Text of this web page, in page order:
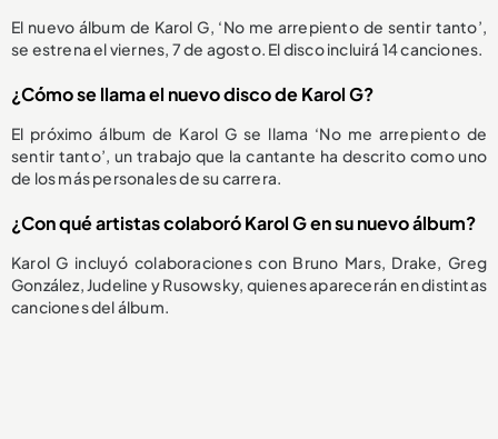
El nuevo álbum de Karol G, ‘No me arrepiento de sentir tanto’,
se estrena el viernes, 7 de agosto. El disco incluirá 14 canciones.
¿Cómo se llama el nuevo disco de Karol G?
El próximo álbum de Karol G se llama ‘No me arrepiento de
sentir tanto’, un trabajo que la cantante ha descrito como uno
de los más personales de su carrera.
¿Con qué artistas colaboró Karol G en su nuevo álbum?
Karol G incluyó colaboraciones con Bruno Mars, Drake, Greg
González, Judeline y Rusowsky, quienes aparecerán en distintas
canciones del álbum.